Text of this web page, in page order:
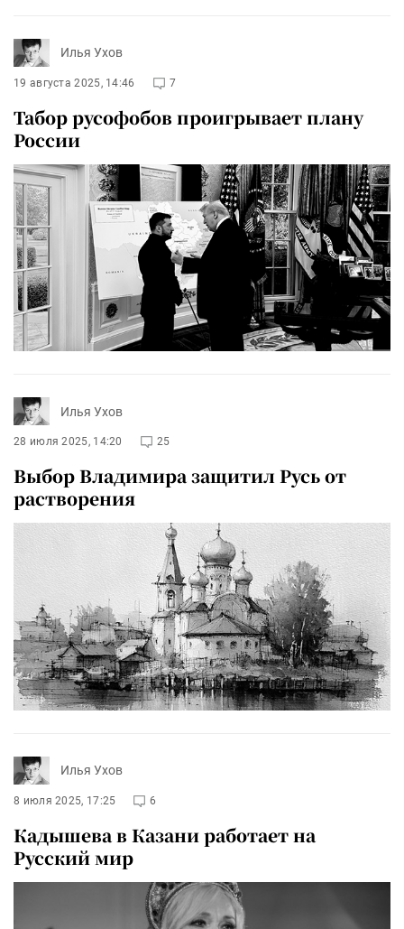
Илья Ухов
19 августа 2025, 14:46 7
Табор русофобов проигрывает плану
России
Илья Ухов
28 июля 2025, 14:20 25
Выбор Владимира защитил Русь от
растворения
Илья Ухов
8 июля 2025, 17:25 6
Кадышева в Казани работает на
Русский мир